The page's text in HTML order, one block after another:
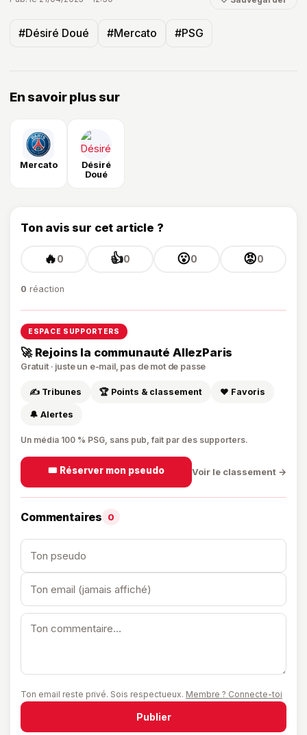
#Désiré Doué #Mercato #PSG
En savoir plus sur
Mercato
Désiré
Doué
Ton avis sur cet article ?
🔥0 👍0 😮0 😡0
0 réaction
ESPACE SUPPORTERS
🚀 Rejoins la communauté AllezParis
Gratuit · juste un e-mail, pas de mot de passe
✍️ Tribunes 🏆 Points & classement ❤️ Favoris
🔔 Alertes
Un média 100 % PSG, sans pub, fait par des supporters.
🎟️ Réserver mon pseudo Voir le classement →
Commentaires 0
Ton email reste privé. Sois respectueux. Membre ? Connecte-toi
Publier